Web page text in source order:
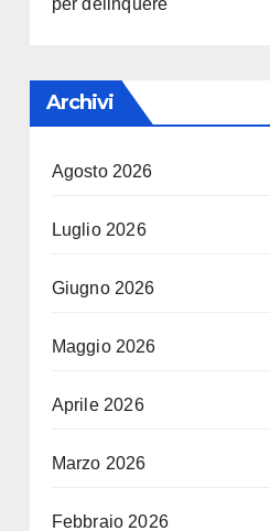
per delinquere
Archivi
Agosto 2026
Luglio 2026
Giugno 2026
Maggio 2026
Aprile 2026
Marzo 2026
Febbraio 2026